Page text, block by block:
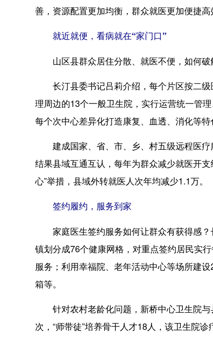
善，资源配置更加均衡，群众就医更加便捷高
就近就便，看病就在“家门口”
山区县群众居住分散、就医不便，如何破
长汀县委书记吕莉介绍，每个片区按二级
理周边的13个一般卫生院，实行运营统一管
每个次中心差异化打造康复、血透、消化等特
建成国家、省、市、乡、村五级远程医疗
结果县域互通互认，每年为群众减少就医开
心”举措，县域外转就医人次年均减少1.1万。
签约履约，服务到家
家庭医生签约服务如何让群众有获得感？
镇划分成76个健康网格，对重点签约居民实
服务；利用幸福院、老年活动中心等场所建
箱等。
针对农村老龄化问题，新桥中心卫生院与
次，“师带徒”培养骨干人才18人，该卫生院诊